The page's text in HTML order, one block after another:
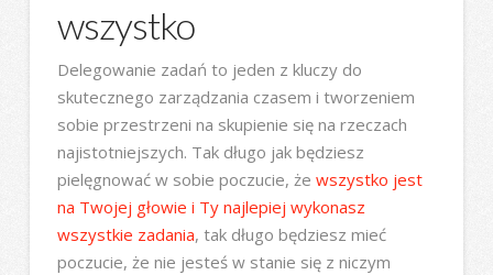
wszystko
Delegowanie zadań to jeden z kluczy do
skutecznego zarządzania czasem i tworzeniem
sobie przestrzeni na skupienie się na rzeczach
najistotniejszych. Tak długo jak będziesz
pielęgnować w sobie poczucie, że wszystko jest
na Twojej głowie i Ty najlepiej wykonasz
wszystkie zadania, tak długo będziesz mieć
poczucie, że nie jesteś w stanie się z niczym